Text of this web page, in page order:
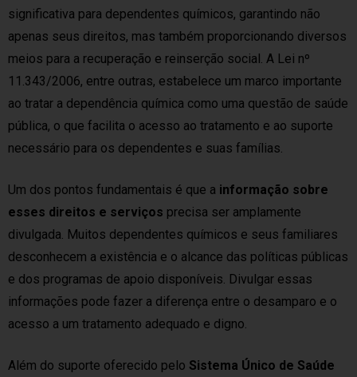
significativa para dependentes químicos, garantindo não
apenas seus direitos, mas também proporcionando diversos
meios para a recuperação e reinserção social. A Lei nº
11.343/2006, entre outras, estabelece um marco importante
ao tratar a dependência química como uma questão de saúde
pública, o que facilita o acesso ao tratamento e ao suporte
necessário para os dependentes e suas famílias.
Um dos pontos fundamentais é que a informação sobre
esses direitos e serviços precisa ser amplamente
divulgada. Muitos dependentes químicos e seus familiares
desconhecem a existência e o alcance das políticas públicas
e dos programas de apoio disponíveis. Divulgar essas
informações pode fazer a diferença entre o desamparo e o
acesso a um tratamento adequado e digno.
Além do suporte oferecido pelo Sistema Único de Saúde